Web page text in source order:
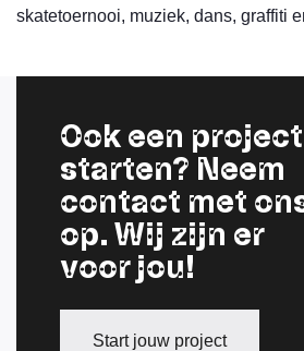
skatetoernooi, muziek, dans, graffiti
Ook een project
starten? Neem
contact met
op. Wij zijn er
voor jou!
Start jouw project